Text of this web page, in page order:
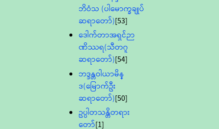
ဘိဝံသ (ပါမောက္ခချုပ်
ဆရာတော်)[53]
ဒေါက်တာအရှင်ဉာ
ဏိဿရ(သီတဂူ
ဆရာတော်)[54]
ဘဒ္ဒန္တဝါယာမိန္
ဒ(မြောက်ဦး
ဆရာတော်)[50]
ဥပ္ပါတသန္တိတရား
တော်[1]